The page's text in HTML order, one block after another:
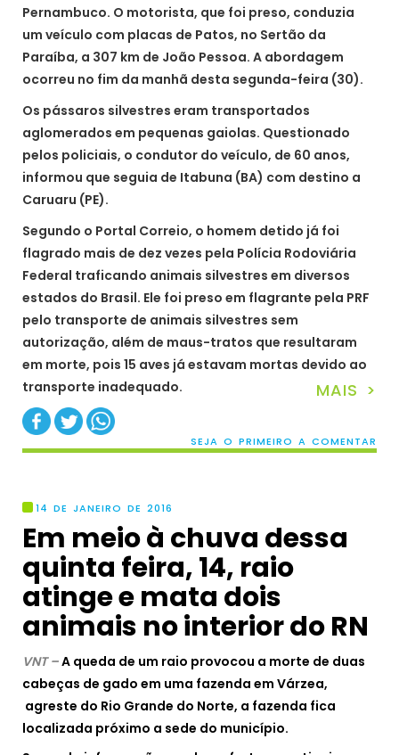
Pernambuco. O motorista, que foi preso, conduzia
um veículo com placas de Patos, no Sertão da
Paraíba, a 307 km de João Pessoa. A abordagem
ocorreu no fim da manhã desta segunda-feira (30).
Os pássaros silvestres eram transportados
aglomerados em pequenas gaiolas. Questionado
pelos policiais, o condutor do veículo, de 60 anos,
informou que seguia de Itabuna (BA) com destino a
Caruaru (PE).
Segundo o Portal Correio, o homem detido já foi
flagrado mais de dez vezes pela Polícia Rodoviária
Federal traficando animais silvestres em diversos
estados do Brasil. Ele foi preso em flagrante pela PRF
pelo transporte de animais silvestres sem
autorização, além de maus-tratos que resultaram
em morte, pois 15 aves já estavam mortas devido ao
transporte inadequado.
MAIS >
SEJA O PRIMEIRO A COMENTAR
14 DE JANEIRO DE 2016
Em meio à chuva dessa
quinta feira, 14, raio
atinge e mata dois
animais no interior do RN
VNT –A queda de um raio provocou a morte de duas
cabeças de gado em uma fazenda em Várzea,
agreste do Rio Grande do Norte, a fazenda fica
localizada próximo a sede do município.